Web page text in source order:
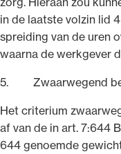
in de laatste volzin lid
spreiding van de uren
waarna de werkgever
5. Zwaarwegend
Het criterium
af van de in art. 7:644
644 genoemde